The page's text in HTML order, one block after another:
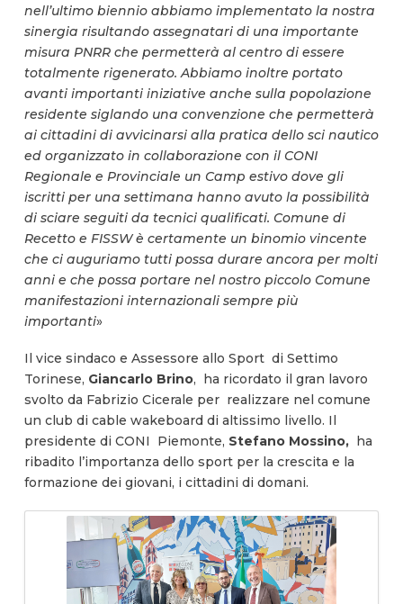
nell’ultimo biennio abbiamo implementato la nostra
sinergia risultando assegnatari di una importante
misura PNRR che permetterà al centro di essere
totalmente rigenerato. Abbiamo inoltre portato
avanti importanti iniziative anche sulla popolazione
residente siglando una convenzione che permetterà
ai cittadini di avvicinarsi alla pratica dello sci nautico
ed organizzato in collaborazione con il CONI
Regionale e Provinciale un Camp estivo dove gli
iscritti per una settimana hanno avuto la possibilità
di sciare seguiti da tecnici qualificati. Comune di
Recetto e FISSW è certamente un binomio vincente
che ci auguriamo tutti possa durare ancora per molti
anni e che possa portare nel nostro piccolo Comune
manifestazioni internazionali sempre più
importanti»
Il vice sindaco e Assessore allo Sport di Settimo
Torinese, Giancarlo Brino, ha ricordato il gran lavoro
svolto da Fabrizio Cicerale per realizzare nel comune
un club di cable wakeboard di altissimo livello. Il
presidente di CONI Piemonte, Stefano Mossino,ha
ribadito l’importanza dello sport per la crescita e la
formazione dei giovani, i cittadini di domani.